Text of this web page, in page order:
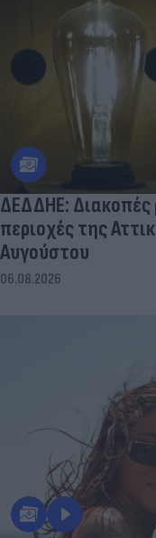
ΔΕΔΔΗΕ: Διακοπές
περιοχές της
Αυγούστου
06.08.2026